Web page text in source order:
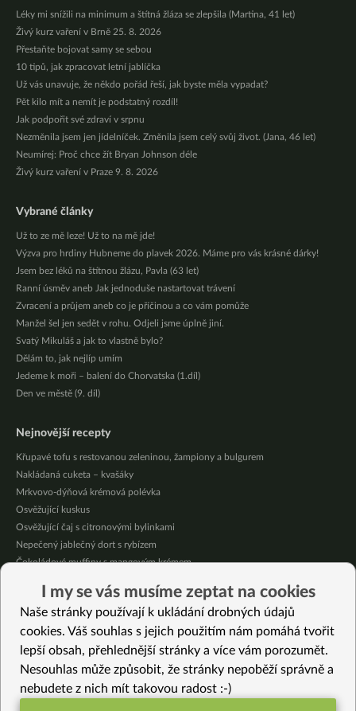
Léky mi snížili na minimum a štítná žláza se zlepšila (Martina, 41 let)
Živý kurz vaření v Brně 25. 8. 2026
Přestaňte bojovat samy se sebou
10 tipů, jak zpracovat letní jablíčka
Už vás unavuje, že někdo pořád řeší, jak byste měla vypadat?
Pět kilo mít a nemít je podstatný rozdíl!
Jak podpořit své zdraví v srpnu
Nezměnila jsem jen jídelníček. Změnila jsem celý svůj život. (Jana, 46 let)
Neumírej: Proč chce žít Bryan Johnson déle
Živý kurz vaření v Praze 9. 8. 2026
Vybrané články
Už to ze mě leze! Už to na mě jde!
Výzva pro hrdiny Hubneme do plavek 2026. Máme pro vás krásné dárky!
Jsem bez léků na štítnou žlázu, Pavla (63 let)
Ranní úsměv aneb Jak jednoduše nastartovat trávení
Zvracení a průjem aneb co je příčinou a co vám pomůže
Manžel šel jen sedět v rohu. Odjeli jsme úplně jiní.
Svatý Mikuláš a jak to vlastně bylo?
Dělám to, jak nejlíp umím
Jedeme k moři – balení do Chorvatska (1.díl)
Den ve městě (9. díl)
Nejnovější recepty
Křupavé tofu s restovanou zeleninou, žampiony a bulgurem
Nakládaná cuketa – kvašáky
Mrkvovo-dýňová krémová polévka
Osvěžující kuskus
Osvěžující čaj s citronovými bylinkami
Nepečený jablečný dort s rybízem
Čokoládové muffiny s mangovým krémem
Krémová zeleninová polévka s koprem a vločkami
Celozrnná rýže basmati se zeleninou
Vybrané recepty
Osvěžující čaj s citronovými bylinkami
Rýžový dort se švestkovým rozvarem
I my se vás musíme zeptat na cookies
Naše stránky používají k ukládání drobných údajů
cookies. Váš souhlas s jejich použitím nám pomáhá tvořit
lepší obsah, přehlednější stránky a více vám porozumět.
Nesouhlas může způsobit, že stránky nepoběží správně a
nebudete z nich mít takovou radost :-)